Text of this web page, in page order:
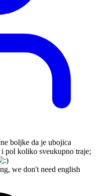
boljke da je ubojica
pol koliko sveukupno traje;
we don't need english